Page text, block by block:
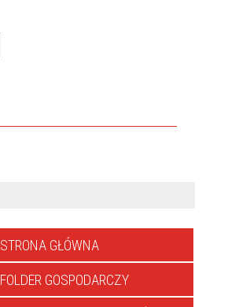
STRONA GŁÓWNA
FOLDER GOSPODARCZY